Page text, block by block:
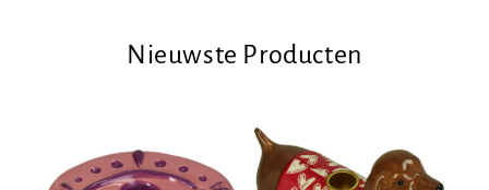
Nieuwste Producten